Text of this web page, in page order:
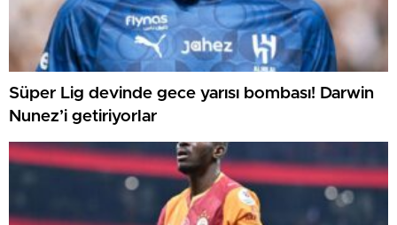
Süper Lig devinde gece yarısı bombası! Darwin
Nunez’i getiriyorlar